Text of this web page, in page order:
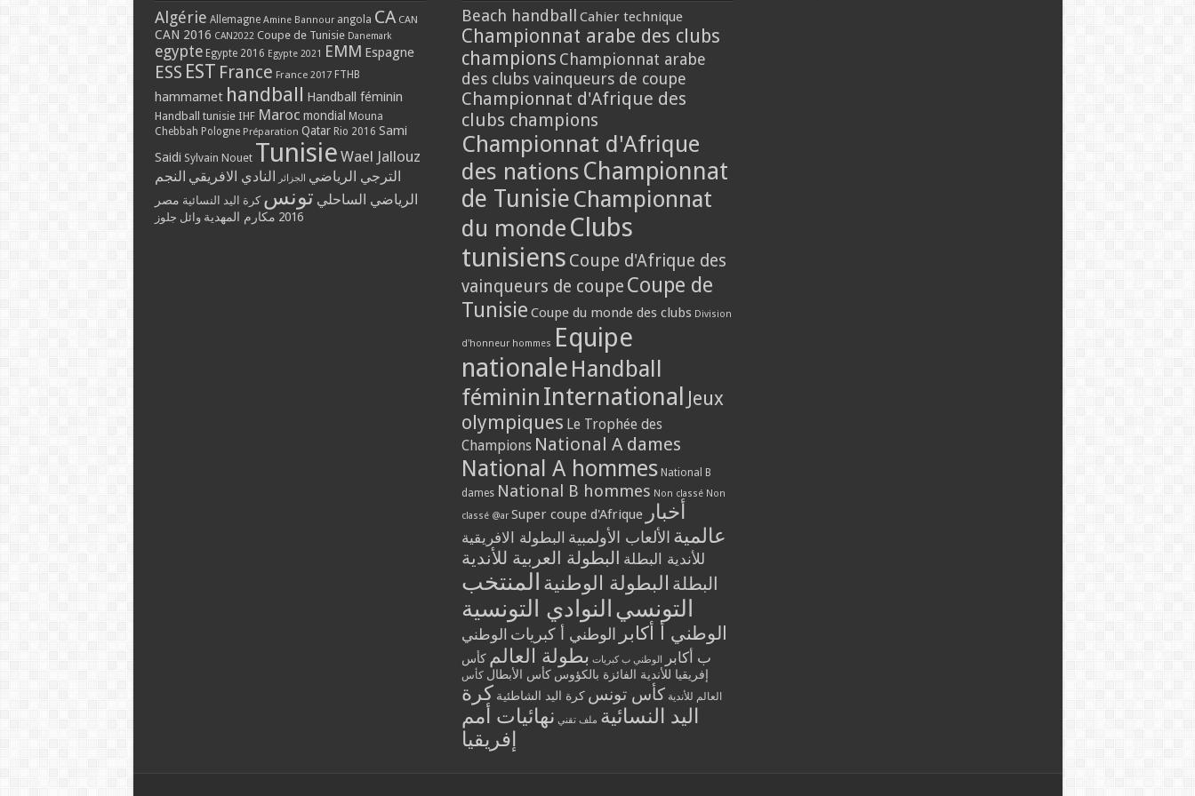
Algérie Allemagne Amine Bannour angola CA CAN
CAN 2016 CAN2022 Coupe de Tunisie Danemark
egypte Egypte 2016 Egypte 2021 EMM Espagne
ESS EST France France 2017 FTHB
hammamet handball Handball féminin
Handball tunisie IHF Maroc mondial Mouna
Chebbah Pologne Préparation Qatar Rio 2016 Sami
Saidi Sylvain Nouet Tunisie Wael Jallouz
الترجي الرياضي الجزائر النادي الافريقي النجم
الرياضي الساحلي تونس كرة اليد النسائية مصر
2016 مكارم المهدية وائل جلوز
Beach handball Cahier technique
Championnat arabe des clubs
champions Championnat arabe
des clubs vainqueurs de coupe
Championnat d'Afrique des
clubs champions
Championnat d'Afrique
des nations Championnat
de Tunisie Championnat
du monde Clubs
tunisiens Coupe d'Afrique des
vainqueurs de coupe Coupe de
Tunisie Coupe du monde des clubs Division
d'honneur hommes Equipe
nationale Handball
féminin International Jeux
olympiques Le Trophée des
Champions National A dames
National A hommes National B
dames National B hommes Non classé Non
classé @ar Super coupe d'Afrique أخبار
عالمية الألعاب الأولمبية البطولة الافريقية
للأندية البطلة البطولة العربية للأندية
البطلة البطولة الوطنية المنتخب
التونسي النوادي التونسية
الوطني أ أكابر الوطني أ كبريات الوطني
ب أكابر
الوطني ب كبريات بطولة العالم كأس
إفريقيا للأندية الفائزة بالكؤوس كأس الأبطال كأس
العالم للأندية كأس تونس كرة اليد الشاطئية كرة
اليد النسائية ملف تقني نهائيات أمم
إفريقيا